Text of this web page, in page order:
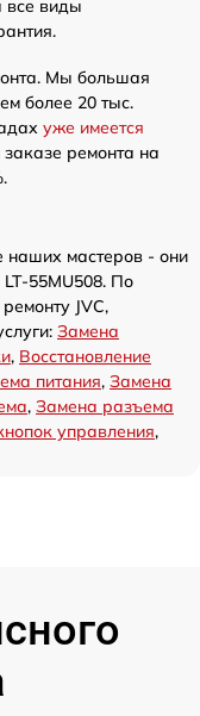
все виды
Мы большая
более 20 тыс.
уже имеется
ремонта на
наших мастеров - они
55MU508. По
JVC,
Замена
, Восстановление
питания, Замена
, Замена разъема
управления,